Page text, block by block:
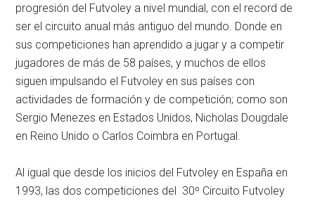
progresión del Futvoley a nivel mundial, con el record de
ser el circuito anual más antiguo del mundo. Donde en
sus competiciones han aprendido a jugar y a competir
jugadores de más de 58 países, y muchos de ellos
siguen impulsando el Futvoley en sus países con
actividades de formación y de competición; como son
Sergio Menezes en Estados Unidos, Nicholas Dougdale
en Reino Unido o Carlos Coimbra en Portugal.
Al igual que desde los inicios del Futvoley en España en
1993, las dos competiciones del 30º Circuito Futvoley